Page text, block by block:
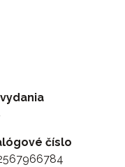
číslo